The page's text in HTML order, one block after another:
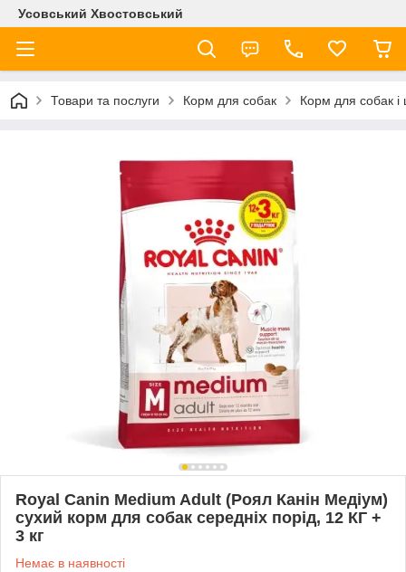
Усовський Хвостовський
Товари та послуги Корм для собак Корм для собак і
Royal Canin Medium Adult (Роял Канін Медіум)
сухий корм для собак середніх порід, 12 КГ +
3 кг
Немає в наявності